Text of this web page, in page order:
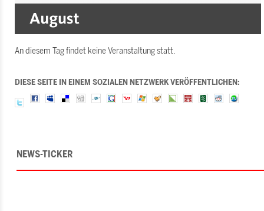
An diesem Tag findet keine Veranstaltung statt.
DIESE SEITE IN EINEM SOZIALEN NETZWERK VERÖFFENTLICHEN:
NEWS-TICKER